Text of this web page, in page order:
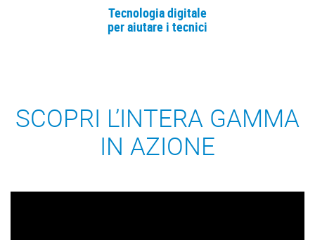
Tecnologia digitale
per aiutare i tecnici
SCOPRI L’INTERA GAMMA
IN AZIONE